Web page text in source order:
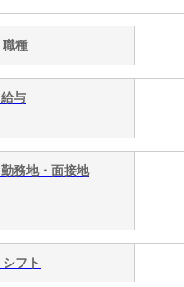
職種
給与
勤務地・面接地
シフト